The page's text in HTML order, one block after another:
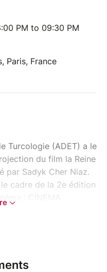
PM to 09:30 PM
Paris, France
Turcologie (ADET) a le
du film la Reine
par Sadyk Cher Niaz.
cadre de la 2e édition
: CINEMA